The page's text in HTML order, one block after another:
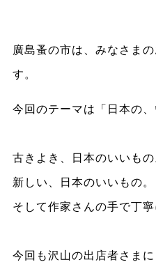
廣島蚤の市は、みなさま
す。
今回のテーマは「日本の、
古きよき、日本のいいもの
新しい、日本のいいもの。
そして作家さんの手で丁
今回も沢山の出店者さまに